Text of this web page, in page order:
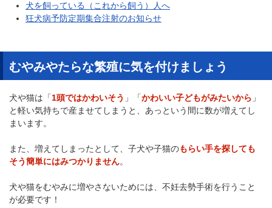
犬を飼っている（これから飼う）人へ
狂犬病予防定期集合注射のお知らせ
むやみやたらな繁殖に気を付けましょう
犬や猫は「1頭ではかわいそう 」「かわいい子どもがみたいから 」
と軽い気持ちで産ませてしまうと、あっという間に数が増えてし
まいます。
また、増えてしまったとして、子犬や子猫のもらい手を探しても
そう簡単にはみつかりません。
犬や猫をむやみに増やさないためには、不妊去勢手術を行うこと
が必要です！